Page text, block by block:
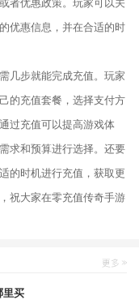
者优惠政策。玩家可以关
优惠信息，并在合适的时
几步就能完成充值。玩家
的充值套餐，选择支付方
过充值可以提高游戏体
求和预算进行选择。还要
的时机进行充值，获取更
祝大家在零充值传奇手游
里买